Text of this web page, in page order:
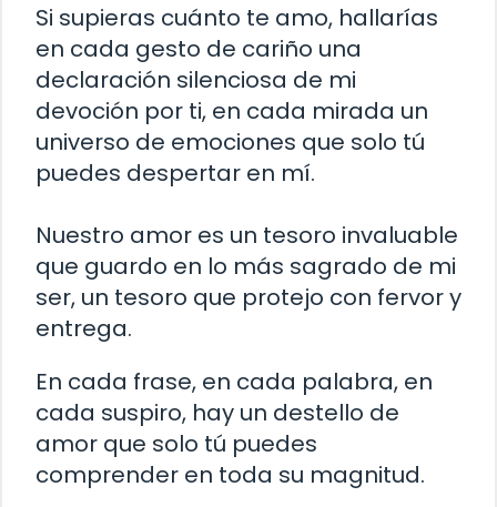
Si supieras cuánto te amo, hallarías
en cada gesto de cariño una
declaración silenciosa de mi
devoción por ti, en cada mirada un
universo de emociones que solo tú
puedes despertar en mí.
Nuestro amor es un tesoro invaluable
que guardo en lo más sagrado de mi
ser, un tesoro que protejo con fervor y
entrega.
En cada frase, en cada palabra, en
cada suspiro, hay un destello de
amor que solo tú puedes
comprender en toda su magnitud.